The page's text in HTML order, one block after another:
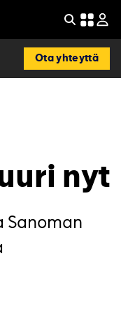
Etsi
Ota yhteyttä
nyt
Sanoman